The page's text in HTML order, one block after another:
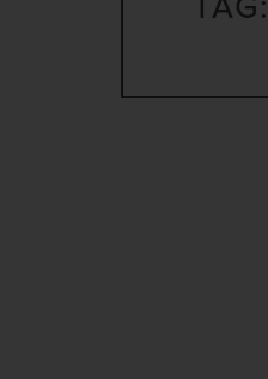
TAG: